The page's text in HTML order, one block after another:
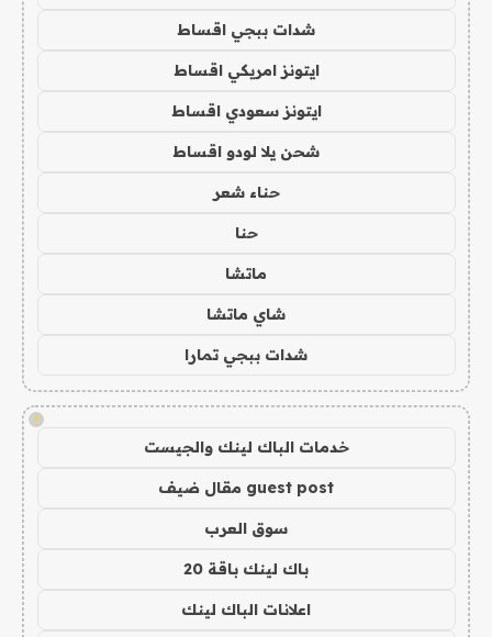
شدات ببجي اقساط
ايتونز امريكي اقساط
ايتونز سعودي اقساط
شحن يلا لودو اقساط
حناء شعر
حنا
ماتشا
شاي ماتشا
شدات ببجي تمارا
!
خدمات الباك لينك والجيست
guest post مقال ضيف
سوق العرب
باك لينك باقة 20
اعلانات الباك لينك